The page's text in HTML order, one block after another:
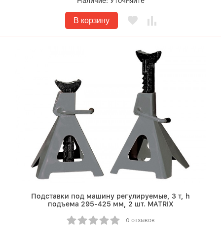
В корзину
Подставки под машину регулируемые, 3 т, h
подъема 295-425 мм, 2 шт. MATRIX
0 отзывов